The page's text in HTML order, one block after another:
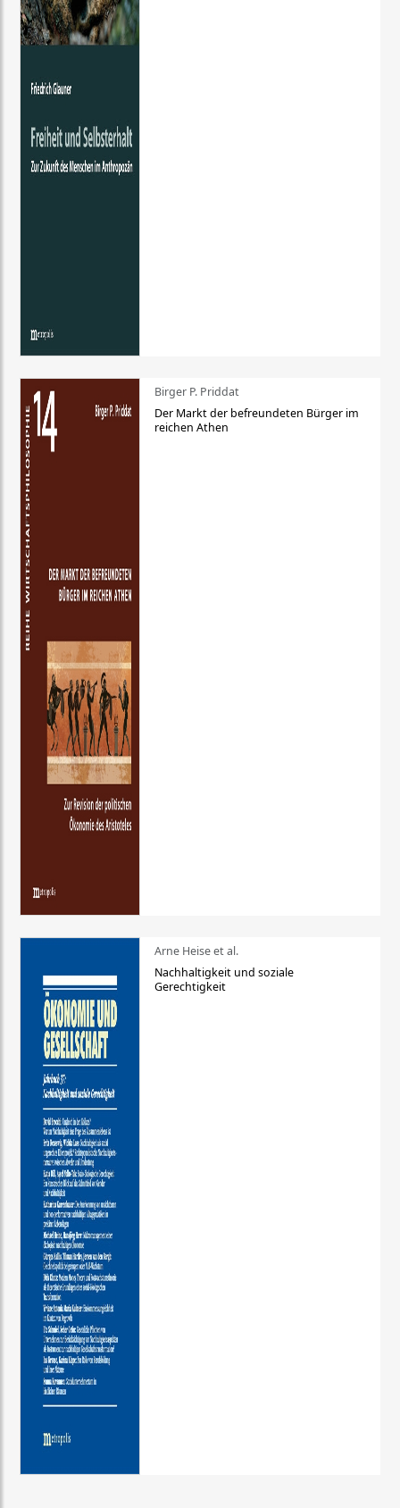
Birger P. Priddat
Der Markt der befreundeten Bürger im
reichen Athen
Arne Heise et al.
Nachhaltigkeit und soziale
Gerechtigkeit